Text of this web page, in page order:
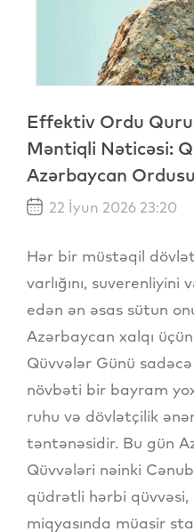
Effektiv Ordu
Məntiqli Nəticəsi:
Azərbaycan Ordusu
22 İyun 2026 23:20
Hər bir müstəqil
varlığını,
edən ən əsas sütun
Azərbaycan xalqı
Qüvvələr Günü
növbəti bir bayram
ruhu və dövlətçilik
təntənəsidir. Bu gün
Qüvvələri nəinki
qüdrətli hərbi qüvvəsi,
miqyasında müasir